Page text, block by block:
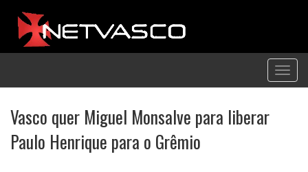
Vasco quer Miguel Monsalve para liberar
Paulo Henrique para o Grêmio